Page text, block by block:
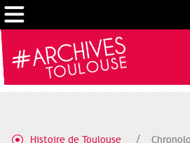
Histoire de Toulouse
Gestion de vos préférences sur les